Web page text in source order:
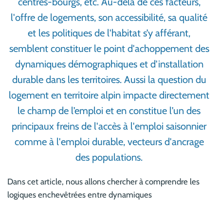
l'offre de logements, son accessibilité, sa qualité
et les politiques de l'habitat s’y afférant,
semblent constituer le point d'achoppement des
dynamiques démographiques et d'installation
durable dans les territoires. Aussi la question du
logement en territoire alpin impacte directement
le champ de l’emploi et en constitue l’un des
principaux freins de l'accès à l'emploi saisonnier
comme à l'emploi durable, vecteurs d'ancrage
des populations.
Dans cet article, nous allons chercher à comprendre les
logiques enchevêtrées entre dynamiques